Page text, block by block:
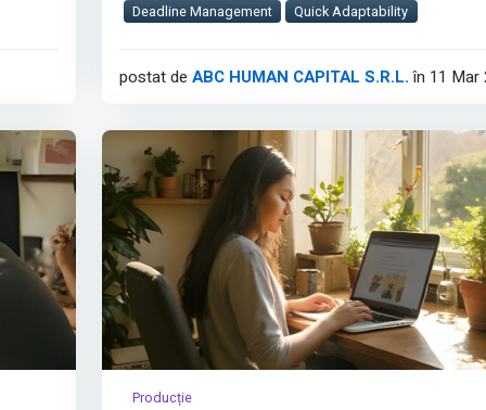
companiei, contribuind la acuratețea raportărilor
Este un rol cheie în departamentul Financiar-
cu impact direct asupra stabilității și conformității
Cerințe:
Afișează tot
Deadline Management
Quick Adaptability
postat de ABC HUMAN CAPITAL S.R.L. în 11 Mar
Producție